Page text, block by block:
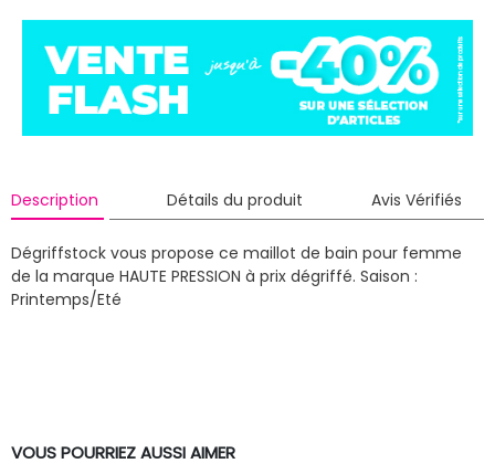
Description Détails du produit Avis Vérifiés
Dégriffstock vous propose ce maillot de bain pour femme
de la marque HAUTE PRESSION à prix dégriffé. Saison :
Printemps/Eté
VOUS POURRIEZ AUSSI AIMER